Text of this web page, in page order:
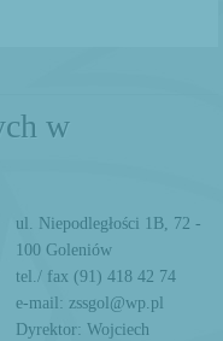
w
ul. Niepodległości 1B, 72 -
100 Goleniów
tel./ fax (91) 418 42 74
e-mail: zssgol@wp.pl
Dyrektor: Wojciech